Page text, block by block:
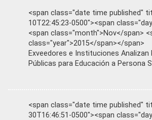
<span class="date time published"
10T22:45:23-0500"><span
<span class="month">Nov</span>
class="year">2015</span></span>
Exveedores e Instituciones Analizan
Públicas para Educación a Persona
<span class="date time published"
30T16:46:51-0500"><span